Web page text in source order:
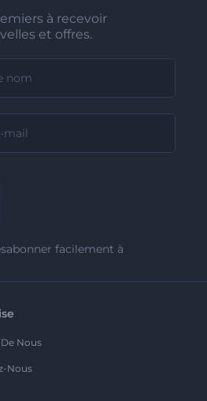
à recevoir
et offres.
facilement à
Nous
Nous